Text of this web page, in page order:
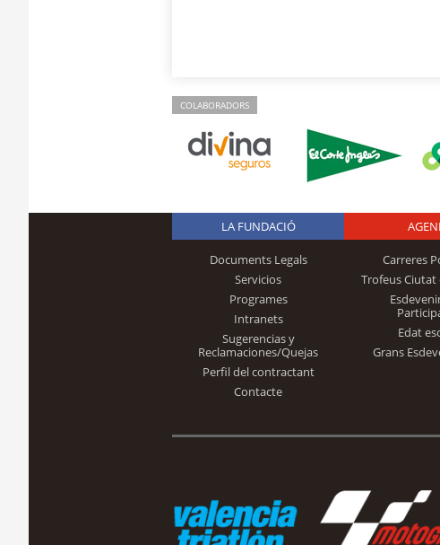
COLABORADORS
LA FUNDACIÓ
Documents Legals
Servicios
Programes
Intranets
Sugerencias y
Reclamaciones/Quejas
Perfil del contractant
Contacte
Carreres
Trofeus Ciutat
Edat
Grans